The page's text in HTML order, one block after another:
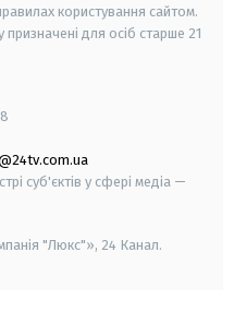
користування сайтом.
призначені для осіб старше 21
суб'єктів у сфері медіа —
"Люкс"», 24 Канал.